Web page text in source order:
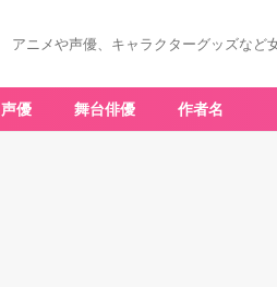
アニメや声優、キャラクターグッズなど
声優 舞台俳優 作者名